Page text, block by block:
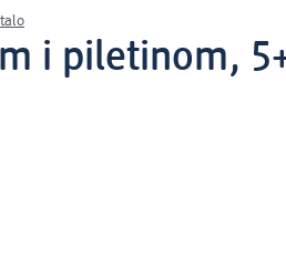
i piletinom,